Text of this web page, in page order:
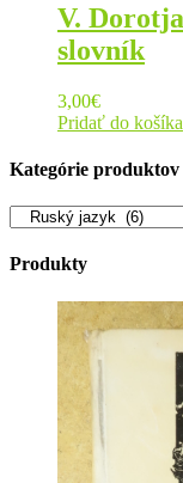
V.
slovník
3,00€
Pridať do košíka
Kategórie produktov
Produkty